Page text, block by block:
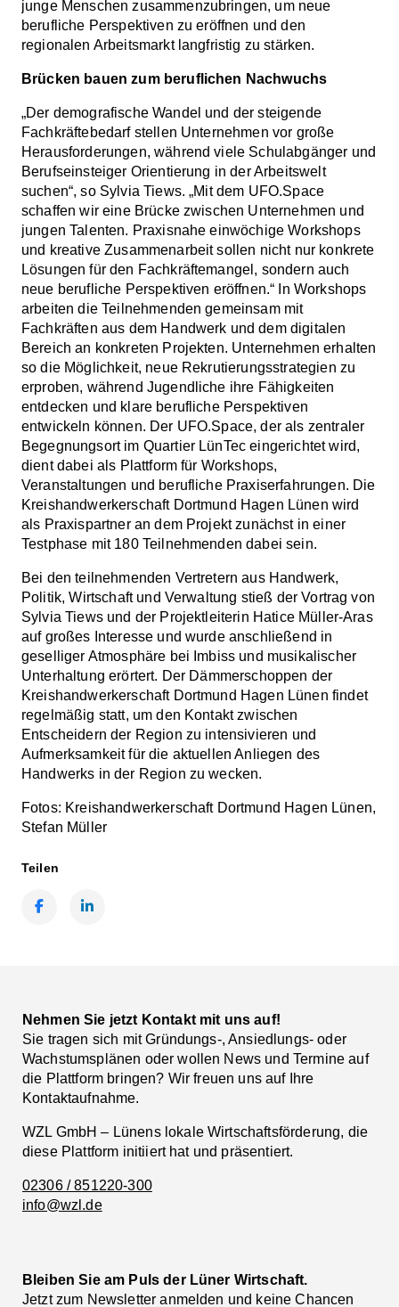
junge Menschen zusammenzubringen, um neue
berufliche Perspektiven zu eröffnen und den
regionalen Arbeitsmarkt langfristig zu stärken.
Brücken bauen zum beruflichen Nachwuchs
„Der demografische Wandel und der steigende
Fachkräftebedarf stellen Unternehmen vor große
Herausforderungen, während viele Schulabgänger und
Berufseinsteiger Orientierung in der Arbeitswelt
suchen“, so Sylvia Tiews. „Mit dem UFO.Space
schaffen wir eine Brücke zwischen Unternehmen und
jungen Talenten. Praxisnahe einwöchige Workshops
und kreative Zusammenarbeit sollen nicht nur konkrete
Lösungen für den Fachkräftemangel, sondern auch
neue berufliche Perspektiven eröffnen.“ In Workshops
arbeiten die Teilnehmenden gemeinsam mit
Fachkräften aus dem Handwerk und dem digitalen
Bereich an konkreten Projekten. Unternehmen erhalten
so die Möglichkeit, neue Rekrutierungsstrategien zu
erproben, während Jugendliche ihre Fähigkeiten
entdecken und klare berufliche Perspektiven
entwickeln können. Der UFO.Space, der als zentraler
Begegnungsort im Quartier LünTec eingerichtet wird,
dient dabei als Plattform für Workshops,
Veranstaltungen und berufliche Praxiserfahrungen. Die
Kreishandwerkerschaft Dortmund Hagen Lünen wird
als Praxispartner an dem Projekt zunächst in einer
Testphase mit 180 Teilnehmenden dabei sein.
Bei den teilnehmenden Vertretern aus Handwerk,
Politik, Wirtschaft und Verwaltung stieß der Vortrag von
Sylvia Tiews und der Projektleiterin Hatice Müller-Aras
auf großes Interesse und wurde anschließend in
geselliger Atmosphäre bei Imbiss und musikalischer
Unterhaltung erörtert. Der Dämmerschoppen der
Kreishandwerkerschaft Dortmund Hagen Lünen findet
regelmäßig statt, um den Kontakt zwischen
Entscheidern der Region zu intensivieren und
Aufmerksamkeit für die aktuellen Anliegen des
Handwerks in der Region zu wecken.
Fotos: Kreishandwerkerschaft Dortmund Hagen Lünen,
Stefan Müller
Teilen
Nehmen Sie jetzt Kontakt mit uns auf!
Sie tragen sich mit Gründungs-, Ansiedlungs- oder
Wachstumsplänen oder wollen News und Termine auf
die Plattform bringen? Wir freuen uns auf Ihre
Kontaktaufnahme.
WZL GmbH – Lünens lokale Wirtschaftsförderung, die
diese Plattform initiiert hat und präsentiert.
02306 / 851220-300
info@wzl.de
Bleiben Sie am Puls der Lüner Wirtschaft.
Jetzt zum Newsletter anmelden und keine Chancen